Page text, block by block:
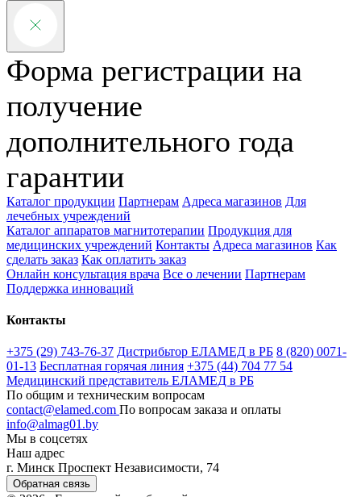
Форма регистрации на
получение
дополнительного года
гарантии
Каталог продукции Партнерам Адреса магазинов Для
лечебных учреждений
Каталог аппаратов магнитотерапии Продукция для
медицинских учреждений Контакты Адреса магазинов Как
сделать заказ Как оплатить заказ
Онлайн консультация врача Все о лечении Партнерам
Поддержка инноваций
Контакты
+375 (29) 743-76-37 Дистрибьтор ЕЛАМЕД в РБ 8 (820) 0071-
01-13 Бесплатная горячая линия +375 (44) 704 77 54
Медицинский представитель ЕЛАМЕД в РБ
По общим и техническим вопросам
contact@elamed.com По вопросам заказа и оплаты
info@almag01.by
Мы в соцсетях
Наш адрес
г. Минск Проспект Независимости, 74
Обратная связь